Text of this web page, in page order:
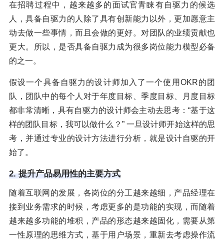
在招聘过程中，越来越多的面试官青睐有自驱力的候选
人，具备自驱力的人除了具有创新能力以外，更加愿意主
动去做一些事情，而且会做的更好。对团队的业绩贡献也
更大。所以，是否具备自驱力成为很多岗位能力模型必备
的之一。
假设一个具备自驱力的设计师加入了一个使用OKR的团
队，团队中的每个人对于年度目标、季度目标、月度目标
都非常清晰，具有自驱力的设计师会主动去思考：“基于这
样的团队目标，我可以做什么？” 一旦设计师开始这样的思
考，并通过专业的设计方法进行分析，就是设计自驱的开
始了。
2. 提升产品易用性的主要方式
随着互联网的发展，各岗位的分工越来越细，产品经理在
接到业务需求的时候，考虑更多的是功能的实现，而随着
越来越多功能的堆积，产品的形态越来越固化，需要从第
一性原理的思维方式，基于用户场景，重新去考虑操作流